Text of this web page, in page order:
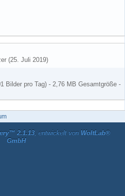
(25. Juli 2019)
Bilder pro Tag) - 2,76 MB Gesamtgröße -
2.1.13, entwickelt von WoltLab®
GmbH